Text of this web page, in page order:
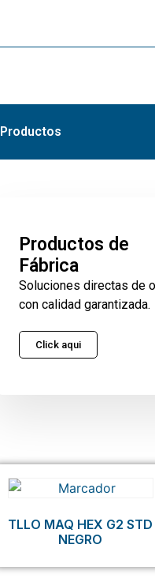
Productos
Productos de
Fábrica
Soluciones directas de
con calidad garantizada.
Click aqui
TLLO MAQ HEX G2 STD
NEGRO